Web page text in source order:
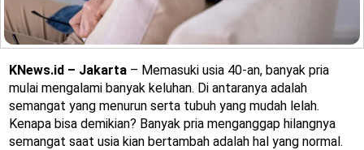
KNews.id – Jakarta – Memasuki usia 40-an, banyak pria
mulai mengalami banyak keluhan. Di antaranya adalah
semangat yang menurun serta tubuh yang mudah lelah.
Kenapa bisa demikian? Banyak pria menganggap hilangnya
semangat saat usia kian bertambah adalah hal yang normal.